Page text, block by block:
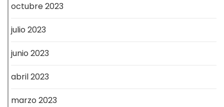
octubre 2023
julio 2023
junio 2023
abril 2023
marzo 2023